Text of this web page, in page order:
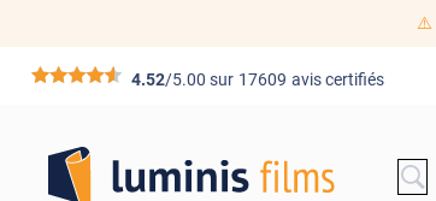
⚠️
*****4.52/5.00 sur 17609 avis certifiés